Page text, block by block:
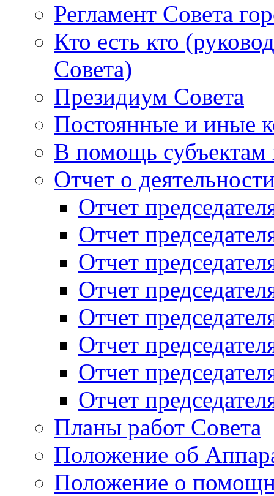
Регламент Совета
Кто есть кто
Совета)
Президиум Совета
Постоянные и иные
В помощь субъектам
Отчет о
Отчет
Отчет
Отчет
Отчет
Отчет
Отчет
Отчет
Отчет
Планы работ Совета
Положение об
Положение о